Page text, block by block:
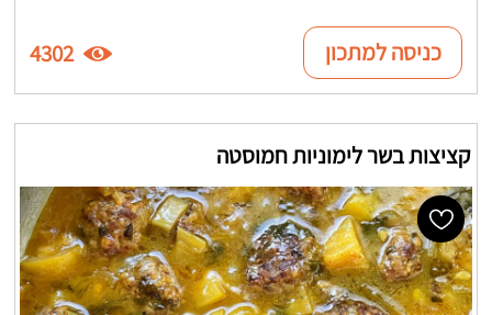
כניסה למתכון 4302
קציצות בשר לימוניות חמוסטה